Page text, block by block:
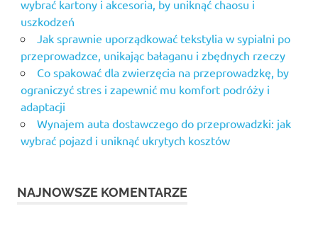
wybrać kartony i akcesoria, by uniknąć chaosu i
uszkodzeń
Jak sprawnie uporządkować tekstylia w sypialni po
przeprowadzce, unikając bałaganu i zbędnych rzeczy
Co spakować dla zwierzęcia na przeprowadzkę, by
ograniczyć stres i zapewnić mu komfort podróży i
adaptacji
Wynajem auta dostawczego do przeprowadzki: jak
wybrać pojazd i uniknąć ukrytych kosztów
NAJNOWSZE KOMENTARZE